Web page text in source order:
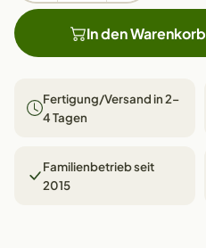
In den Warenkorb
Fertigung/Versand in 2–
4 Tagen
Familienbetrieb seit
2015